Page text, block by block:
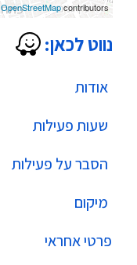
אודות
שעות פעילות
הסבר על פעילות
מיקום
פרטי אחראי
OpenStreetMapcontributors
נווט לכאן: